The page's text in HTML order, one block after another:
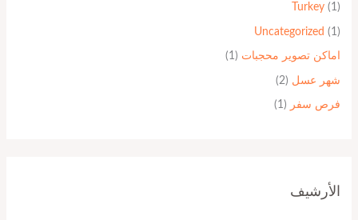
Turkey(1)
Uncategorized (1)
اماكن تصوير محجبات (1)
شهر عسل (2)
فرص سفر (1)
الأرشيف